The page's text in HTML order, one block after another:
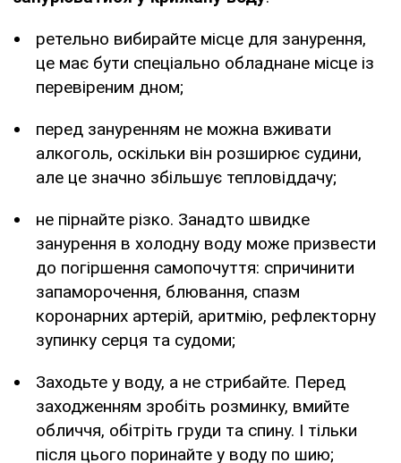
ретельно вибирайте місце для занурення,
це має бути спеціально обладнане місце із
перевіреним дном;
перед зануренням не можна вживати
алкоголь, оскільки він розширює судини,
але це значно збільшує тепловіддачу;
не пірнайте різко. Занадто швидке
занурення в холодну воду може призвести
до погіршення самопочуття: спричинити
запаморочення, блювання, спазм
коронарних артерій, аритмію, рефлекторну
зупинку серця та судоми;
Заходьте у воду, а не стрибайте. Перед
заходженням зробіть розминку, вмийте
обличчя, обітріть груди та спину. І тільки
після цього поринайте у воду по шию;